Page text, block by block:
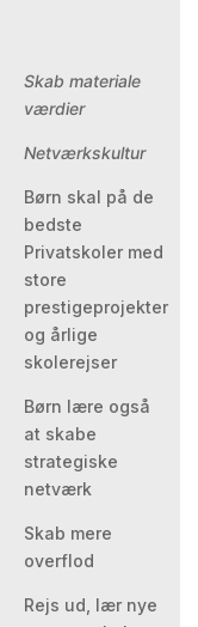
Skab materiale
værdier
Netværkskultur
Børn skal på de
bedste
Privatskoler med
store
prestigeprojekter
og årlige
skolerejser
Børn lære også
at skabe
strategiske
netværk
Skab mere
overflod
Rejs ud, lær nye